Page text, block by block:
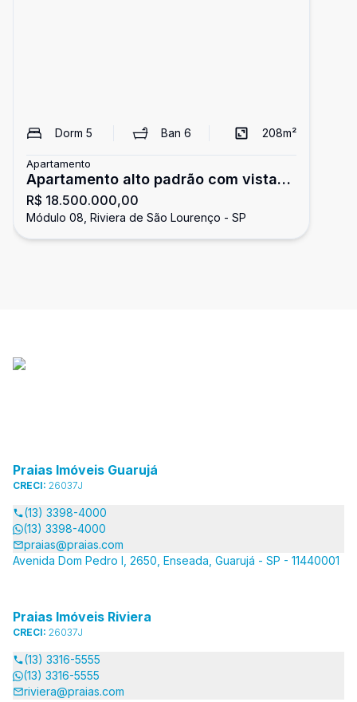
Dorm 5 Ban 6 208m²
Apartamento
Apartamento alto padrão com vista
para o mar à venda na Riviera
R$ 18.500.000,00
Módulo 08, Riviera de São Lourenço - SP
Praias Imóveis Guarujá
CRECI: 26037J
(13) 3398-4000
(13) 3398-4000
praias@praias.com
Avenida Dom Pedro I, 2650, Enseada, Guarujá - SP - 11440001
Praias Imóveis Riviera
CRECI: 26037J
(13) 3316-5555
(13) 3316-5555
riviera@praias.com